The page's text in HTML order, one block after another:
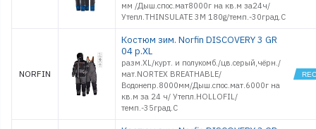
мм /Дыш.спос.мат8000г на кв.м за24ч/
Утепл.THINSULATE 3M 180g/темп.-30град.С
NORFIN
Костюм зим. Norfin DISCOVERY 3 GR
04 р.XL
разм.XL/курт. и полукомб./цв.серый,чёрн./
мат.NORTEX BREATHABLE/
Водонепр.8000мм/Дыш.спос.мат.6000г на
кв.м за 24 ч/ Утепл.HOLLOFIL/
темп.-35град.С